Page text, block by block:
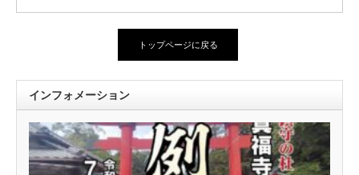
トップページに戻る
インフォメーション